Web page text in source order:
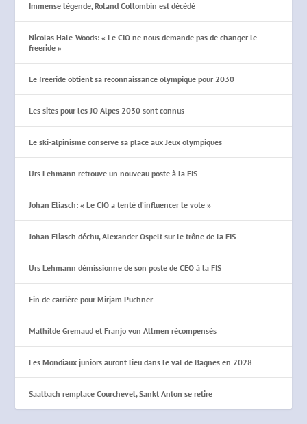
Immense légende, Roland Collombin est décédé
Nicolas Hale-Woods: « Le CIO ne nous demande pas de changer le
freeride »
Le freeride obtient sa reconnaissance olympique pour 2030
Les sites pour les JO Alpes 2030 sont connus
Le ski-alpinisme conserve sa place aux Jeux olympiques
Urs Lehmann retrouve un nouveau poste à la FIS
Johan Eliasch: « Le CIO a tenté d’influencer le vote »
Johan Eliasch déchu, Alexander Ospelt sur le trône de la FIS
Urs Lehmann démissionne de son poste de CEO à la FIS
Fin de carrière pour Mirjam Puchner
Mathilde Gremaud et Franjo von Allmen récompensés
Les Mondiaux juniors auront lieu dans le val de Bagnes en 2028
Saalbach remplace Courchevel, Sankt Anton se retire